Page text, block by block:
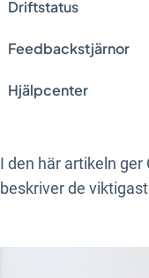
Driftstatus
Feedbackstjärnor
Hjälpcenter
nu? Vad väntar
ett effektivt sätt
I den här artikeln
beskriver de